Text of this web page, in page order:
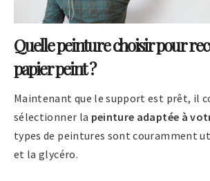
Quelle peinture choisir pour
papier peint ?
Maintenant que le support est prêt, il
sélectionner la peinture adaptée à
types de peintures sont couramment
et la glycéro.